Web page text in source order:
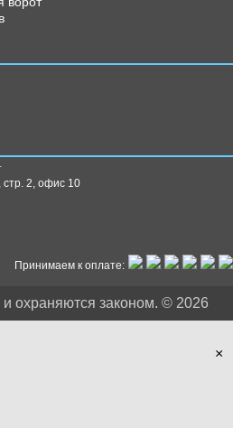
2, офис 10
Принимаем к оплате:
охраняются законом. © 2026
×